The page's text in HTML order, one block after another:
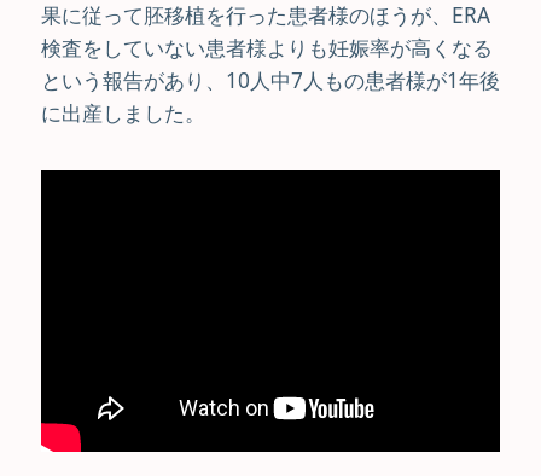
果に従って胚移植を行った患者様のほうが、ERA
検査をしていない患者様よりも妊娠率が高くなる
という報告があり、10人中7人もの患者様が1年後
に出産しました。